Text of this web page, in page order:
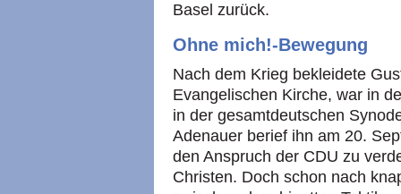
Basel zurück.
Ohne mich!-Bewegung
Nach dem Krieg bekleidete
Evangelischen Kirche, war in
in der gesamtdeutschen
Adenauer berief ihn am 20.
den Anspruch der CDU zu
Christen. Doch schon nach